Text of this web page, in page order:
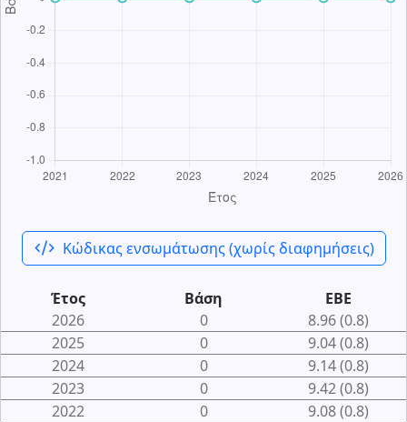
code_xml Κώδικας ενσωμάτωσης (χωρίς διαφημήσεις)
Έτος Βάση
ΕΒΕ
2026
0
8.96 (0.8)
2025
0
9.04 (0.8)
2024
0
9.14 (0.8)
2023
0
9.42 (0.8)
2022
0
9.08 (0.8)